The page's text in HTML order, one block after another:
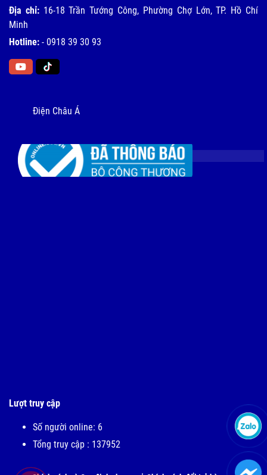
Địa chỉ: 16-18 Trần Tướng Công, Phường Chợ Lớn, TP. Hồ Chí
Minh
Hotline: - 0918 39 30 93
Điện Châu Á
Lượt truy cập
Số người online: 6
Tổng truy cập : 137952